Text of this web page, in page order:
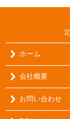
ホーム
会社概要
お問い合わせ